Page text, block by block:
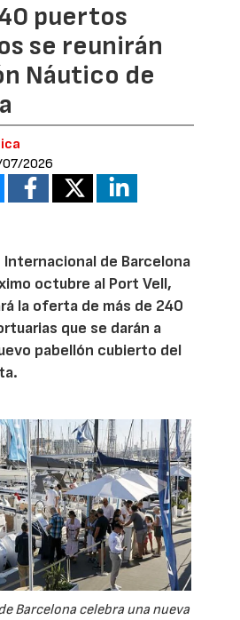
puertos
se reunirán
Náutico de
2026
Internacional de Barcelona
octubre al Port Vell,
la oferta de más de 240
que se darán a
pabellón cubierto del
Barcelona celebra una nueva